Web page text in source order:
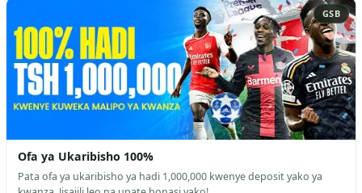
GSB
Ofa ya Ukaribisho 100%
Pata ofa ya ukaribisho ya hadi 1,000,000 kwenye deposit yako ya